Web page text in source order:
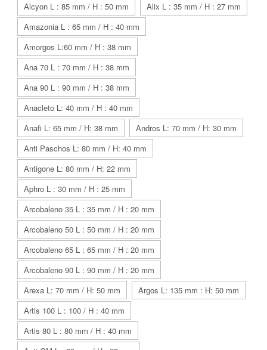
Alcyon L : 85 mm / H : 50 mm
Alix L : 35 mm / H : 27 mm
Amazonia L : 65 mm / H : 40 mm
Amorgos L:60 mm / H : 38 mm
Ana 70 L : 70 mm / H : 38 mm
Ana 90 L : 90 mm / H : 38 mm
Anacleto L: 40 mm / H : 40 mm
Anafi L: 65 mm / H: 38 mm
Andros L: 70 mm / H: 30 mm
Anti Paschos L: 80 mm / H: 40 mm
Antigone L: 80 mm / H: 22 mm
Aphro L : 30 mm / H : 25 mm
Arcobaleno 35 L : 35 mm / H : 20 mm
Arcobaleno 50 L : 50 mm / H : 20 mm
Arcobaleno 65 L : 65 mm / H : 20 mm
Arcobaleno 90 L : 90 mm / H : 20 mm
Arexa L: 70 mm / H: 50 mm
Argos L: 135 mm : H: 50 mm
Artis 100 L : 100 / H : 40 mm
Artis 80 L : 80 mm / H : 40 mm